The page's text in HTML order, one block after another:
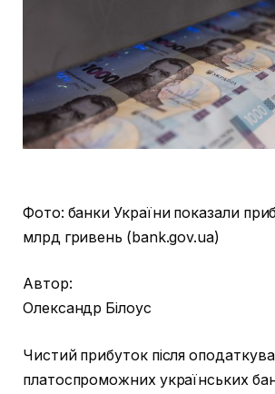
Фото: банки України показали
млрд гривень (bank.gov.ua)
Автор:
Олександр Білоус
Чистий прибуток після
платоспроможних українських